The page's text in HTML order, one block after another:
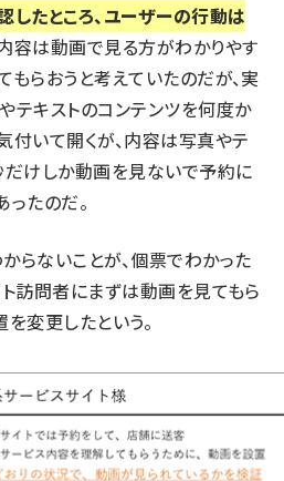
したところ、ユーザーの行動は
容は動画で見る方がわかりやす
もらおうと考えていたのだが、実
テキストのコンテンツを何度か
付いて開くが、内容は写真やテ
だけしか動画を見ないで予約に
たのだ。
らないことが、個票でわかった
ト訪問者にまずは動画を見てもら
変更したという。